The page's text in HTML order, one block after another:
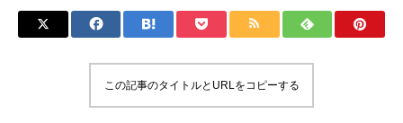
この記事のタイトルとURLをコピーする